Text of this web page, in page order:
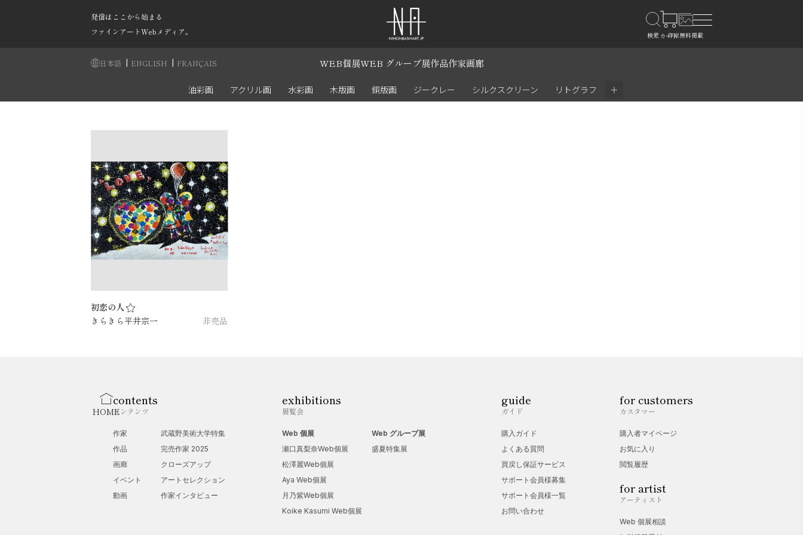
発信はここから始まる
ファインアートWebメディア。
日本語 | ENGLISH | FRANÇAIS WEB個展WEB グループ展作品作家画廊
油彩画 アクリル画 水彩画 木版画 銅版画 ジークレー シルクスクリーン リトグラフ ＋
初恋の人
きらきら平井宗一
非売品
HOME
contents
コンテンツ
作家
作品
画廊
イベント
動画
武蔵野美術大学特集
完売作家 2025
クローズアップ
アートセレクション
作家インタビュー
exhibitions
展覧会
Web 個展
瀬口真梨奈Web個展
松澤麗Web個展
Aya Web個展
月乃紫Web個展
Koike Kasumi Web個展
Web グループ展
盛夏特集展
guide
ガイド
購入ガイド
よくある質問
買戻し保証サービス
サポート会員様募集
サポート会員様一覧
お問い合わせ
for customers
カスタマー
購入者マイページ
お気に入り
閲覧履歴
for artist
アーティスト
Web 個展相談